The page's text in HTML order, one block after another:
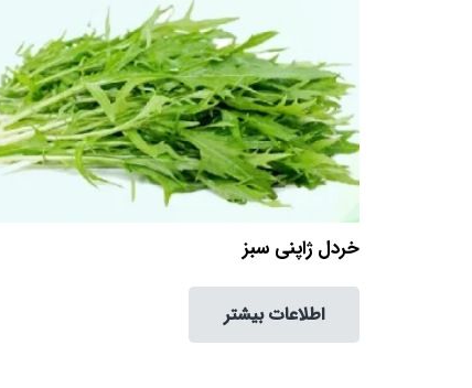
خردل ژاپنی سبز
اطلاعات بیشتر